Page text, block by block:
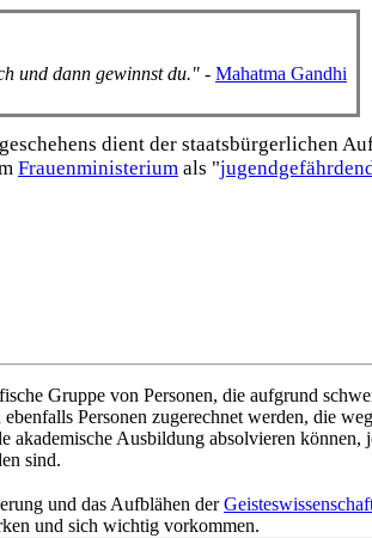
und dann gewinnst du." - Mahatma Gandhi
dient der staats­bürgerlichen
Frauen­ministerium als "
Gruppe von Personen, die aufgrund
Personen zugerechnet werden, die
Ausbildung absolvieren
sind.
und das Aufblähen der
und sich wichtig vorkommen.